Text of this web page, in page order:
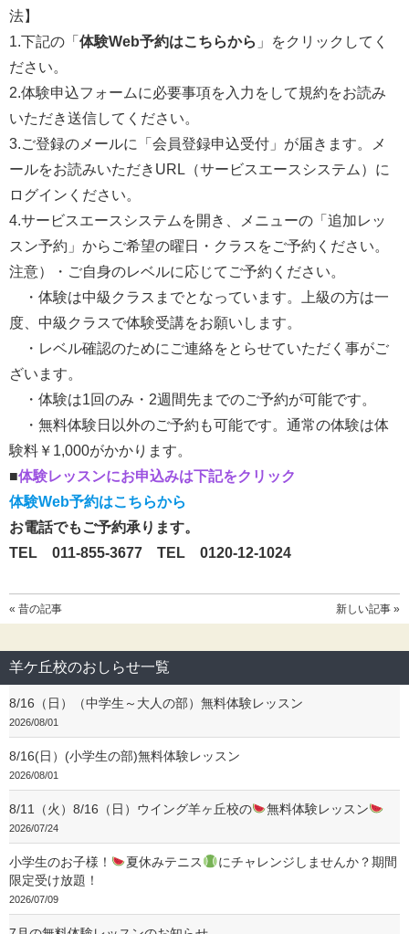
法
1.下記の「 体験Web予約はこちらから 」をクリックしてく
ださい。
2.体験申込フォームに必要事項を入力をして規約をお読み
いただき送信してください。
3.ご登録のメールに「会員登録申込受付」が届きます。メ
ールをお読みいただきURL（サービスエースシステム）に
ログインください。
4.サービスエースシステムを開き、メニューの「追加レッ
スン予約」からご希望の曜日・クラスをご予約ください。
注意）・ご自身のレベルに応じてご予約ください。
・体験は中級クラスまでとなっています。上級の方は一
度、中級クラスで体験受講をお願いします。
・レベル確認のためにご連絡をとらせていただく事がご
ざいます。
・体験は1回のみ・2週間先までのご予約が可能です。
・無料体験日以外のご予約も可能です。通常の体験は体
験料￥1,000がかかります。
■体験レッスンにお申込みは下記をクリック
体験Web予約はこちらから
お電話でもご予約承ります。
TEL 011-855-3677
TEL 0120-12-1024
« 昔の記事 新しい記事 »
羊ケ丘校のおしらせ一覧
8/16（日）（中学生～大人の部）無料体験レッスン
2026/08/01
8/16(日）(小学生の部)無料体験レッスン
2026/08/01
8/11（火）8/16（日）ウイング羊ヶ丘校の 無料体験レッスン
2026/07/24
小学生のお子様！ 夏休みテニス
にチャレンジしませんか？期間
限定受け放題！
2026/07/09